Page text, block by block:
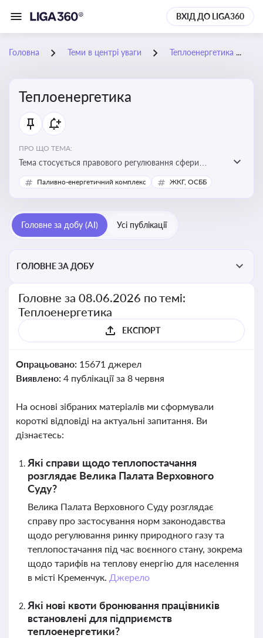
ВХІД ДО LIGA360
Головна Теми в центрі уваги Теплоенергетика
Теплоенергетика
ПРО ЩО ТЕМА:
Тема стосується правового регулювання сфери
теплопостачання в Україні, що є важливою для
енергетичної безпеки, економіки підприємств та
комунальних послуг
Паливно-енергетичний комплекс ЖКГ, ОСББ
Головне за добу (AI) Усі публікації
ГОЛОВНЕ ЗА ДОБУ
Головне за 08.06.2026 по темі:
Теплоенергетика
ЕКСПОРТ
Опрацьовано: 15671 джерел
Виявлено: 4 публікації за 8 червня
На основі зібраних матеріалів ми сформували
короткі відповіді на актуальні запитання. Ви
дізнаєтесь:
Які справи щодо теплопостачання
розглядає Велика Палата Верховного
Суду?
Велика Палата Верховного Суду розглядає
справу про застосування норм законодавства
щодо регулювання ринку природного газу та
теплопостачання під час воєнного стану, зокрема
щодо тарифів на теплову енергію для населення
в місті Кременчук. Джерело
Які нові квоти бронювання працівників
встановлені для підприємств
теплоенергетики?